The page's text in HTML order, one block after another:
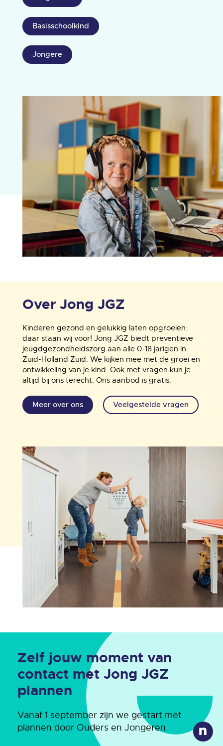
Basisschoolkind
Jongere
Over Jong JGZ
Kinderen gezond en gelukkig laten opgroeien:
daar staan wij voor! Jong JGZ biedt preventieve
jeugdgezondheidszorg aan alle 0-18 jarigen in
Zuid-Holland Zuid. We kijken mee met de groei en
ontwikkeling van je kind. Ook met vragen kun je
altijd bij ons terecht. Ons aanbod is gratis.
Meer over ons Veelgestelde vragen
Zelf jouw moment van
contact met Jong JGZ
plannen
Vanaf 1 september zijn we gestart met
plannen door Ouders en Jongeren.